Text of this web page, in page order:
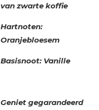
van zwarte koffie
Hartnoten:
Oranjebloesem
Basisnoot: Vanille
Geniet gegarandeerd